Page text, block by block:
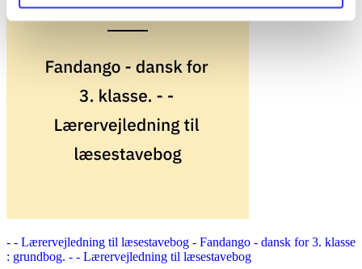
- - Lærervejledning til læsestavebog - Fandango - dansk for 3. klasse
: grundbog. - - Lærervejledning til læsestavebog